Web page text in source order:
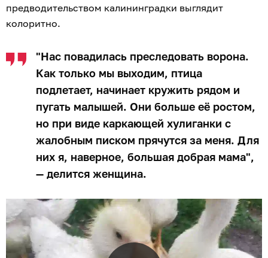
предводительством калининградки выглядит
колоритно.
"Нас повадилась преследовать ворона.
Как только мы выходим, птица
подлетает, начинает кружить рядом и
пугать малышей. Они больше её ростом,
но при виде каркающей хулиганки с
жалобным писком прячутся за меня. Для
них я, наверное, большая добрая мама",
— делится женщина.